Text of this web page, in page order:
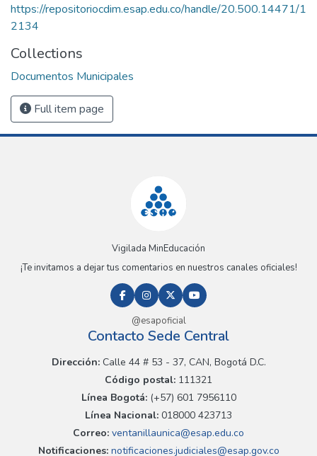
https://repositoriocdim.esap.edu.co/handle/20.500.14471/1
2134
Collections
Documentos Municipales
Full item page
Vigilada MinEducación
¡Te invitamos a dejar tus comentarios en nuestros canales oficiales!
@esapoficial
Contacto Sede Central
Dirección:Calle 44 # 53 - 37, CAN, Bogotá D.C.
Código postal: 111321
Línea Bogotá:(+57) 601 7956110
Línea Nacional: 018000 423713
Correo: ventanillaunica@esap.edu.co
Notificaciones:notificaciones.judiciales@esap.gov.co